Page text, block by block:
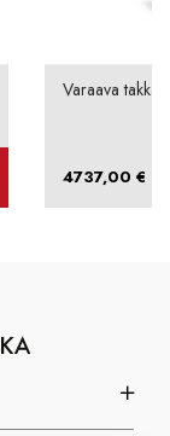
Varaava takka
4737,00 €